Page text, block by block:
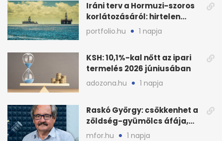
Iráni terv a Hormuzi-szoros
korlátozásáról: hirtelen
megugrott az olajár
portfolio.hu 1 napja
KSH: 10,1%-kal nőtt az ipari
termelés 2026 júniusában
adozona.hu 1 napja
Raskó György: csökkenhet a
zöldség-gyümölcs áfája,
bajban a kukorica
mfor.hu 1 napja